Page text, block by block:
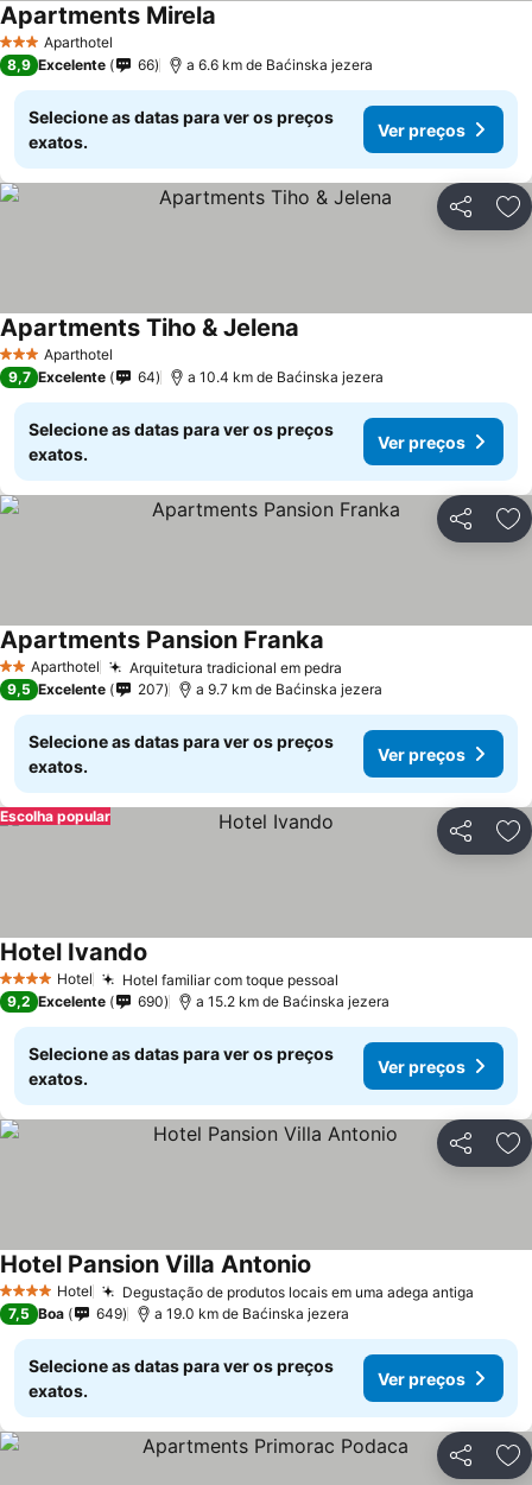
3 EstrelasAparthotel
Apartments Mirela
8,9 Excelente 66 a 6.6 km de Baćinska jezera
Selecione as datas para ver os preços
exatos.
Ver preços
Partilhar
3 EstrelasAparthotel
Apartments Tiho & Jelena
9,7 Excelente 64 a 10.4 km de Baćinska jezera
Selecione as datas para ver os preços
exatos.
Ver preços
Partilhar
2 EstrelasAparthotel Arquitetura tradicional em pedra
Apartments Pansion Franka
9,5 Excelente 207 a 9.7 km de Baćinska jezera
Selecione as datas para ver os preços
exatos.
Ver preços
Partilhar
Escolha popular
4 EstrelasHotel Hotel familiar com toque pessoal
Hotel Ivando
9,2 Excelente 690 a 15.2 km de Baćinska jezera
Selecione as datas para ver os preços
exatos.
Ver preços
Partilhar
4 EstrelasHotel Degustação de produtos locais em uma adega antiga
Hotel Pansion Villa Antonio
7,5 Boa 649 a 19.0 km de Baćinska jezera
Selecione as datas para ver os preços
exatos.
Ver preços
Partilhar